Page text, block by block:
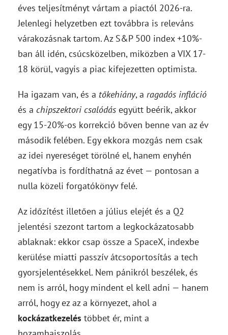
éves teljesítményt vártam a piactól 2026-ra.
Jelenlegi helyzetben ezt továbbra is releváns
várakozásnak tartom. Az S&P 500 index +10%-
ban áll idén, csúcsközelben, miközben a VIX 17-
18 körül, vagyis a piac kifejezetten optimista.
Ha igazam van, és a tőkehiány, a ragadós infláció
és a chipszektori csalódás együtt beérik, akkor
egy 15-20%-os korrekció bőven benne van az év
második felében. Egy ekkora mozgás nem csak
az idei nyereséget törölné el, hanem enyhén
negatívba is fordíthatná az évet — pontosan a
nulla közeli forgatókönyv felé.
Az időzítést illetően a július elejét és a Q2
jelentési szezont tartom a legkockázatosabb
ablaknak: ekkor csap össze a SpaceX, indexbe
kerülése miatti passzív átcsoportosítás a tech
gyorsjelentésekkel. Nem pánikról beszélek, és
nem is arról, hogy mindent el kell adni — hanem
arról, hogy ez az a környezet, ahol a
kockázatkezelés többet ér, mint a